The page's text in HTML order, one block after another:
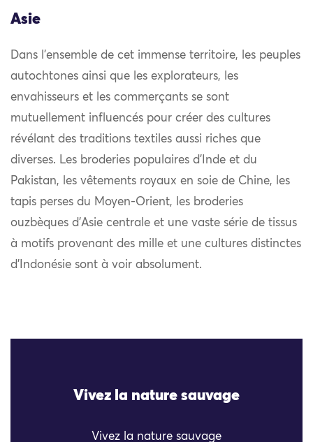
Asie
Dans l’ensemble de cet immense territoire, les peuples
autochtones ainsi que les explorateurs, les
envahisseurs et les commerçants se sont
mutuellement influencés pour créer des cultures
révélant des traditions textiles aussi riches que
diverses. Les broderies populaires d’Inde et du
Pakistan, les vêtements royaux en soie de Chine, les
tapis perses du Moyen-Orient, les broderies
ouzbèques d’Asie centrale et une vaste série de tissus
à motifs provenant des mille et une cultures distinctes
d’Indonésie sont à voir absolument.
Vivez la nature sauvage
Vivez la nature sauvage